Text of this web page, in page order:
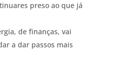
preso ao que já
de finanças, vai
a dar passos mais